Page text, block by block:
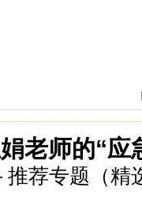
老师的“应
荐专题（精